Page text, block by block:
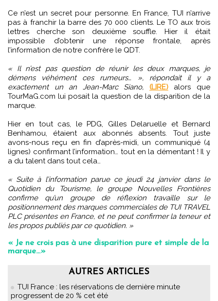
Ce n’est un secret pour personne. En France, TUI n’arrive
pas à franchir la barre des 70 000 clients. Le TO aux trois
lettres cherche son deuxième souffle. Hier il était
impossible d’obtenir une réponse frontale, après
l’information de notre confrère le QDT.
« Il n’est pas question de réunir les deux marques, je
démens véhément ces rumeurs… », répondait il y a
exactement un an Jean-Marc Siano,
(LIRE)alors que
TourMaG.com lui posait la question de la disparition de la
marque.
Hier en tout cas, le PDG, Gilles Delaruelle et Bernard
Benhamou, étaient aux abonnés absents. Tout juste
avons-nous reçu en fin d’après-midi, un communiqué (4
lignes) confirmant l’information… tout en la démentant ! Il y
a du talent dans tout cela…
« Suite à l’information parue ce jeudi 24 janvier dans le
Quotidien du Tourisme, le groupe Nouvelles Frontières
confirme qu’un groupe de réflexion travaille sur le
positionnement des marques commerciales de TUI TRAVEL
PLC présentes en France, et ne peut confirmer la teneur et
les propos publiés par ce quotidien. »
« Je ne crois pas à une disparition pure et simple de la
marque...»
AUTRES ARTICLES
TUI France : les réservations de dernière minute
progressent de 20 % cet été